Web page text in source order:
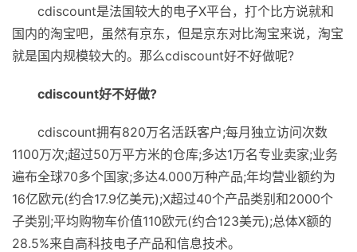
cdiscount是法国较大的电子X平台，打个比方说就和
国内的淘宝吧，虽然有京东，但是京东对比淘宝来说，淘宝
就是国内规模较大的。那么cdiscount好不好做呢?
cdiscount好不好做?
cdiscount拥有820万名活跃客户;每月独立访问次数
1100万次;超过50万平方米的仓库;多达1万名专业卖家;业务
遍布全球70多个国家;多达4.000万种产品;年均营业额约为
16亿欧元(约合17.9亿美元);X超过40个产品类别和2000个
子类别;平均购物车价值110欧元(约合123美元);总体X额的
28.5%来自高科技电子产品和信息技术。